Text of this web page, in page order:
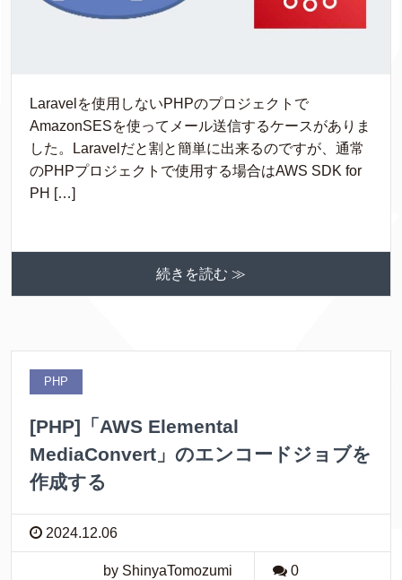
Laravelを使用しないPHPのプロジェクトで
AmazonSESを使ってメール送信するケースがありま
した。Laravelだと割と簡単に出来るのですが、通常
のPHPプロジェクトで使用する場合はAWS SDK for
PH […]
続きを読む ≫
PHP
[PHP]「AWS Elemental
MediaConvert」のエンコードジョブを
作成する
2024.12.06
by ShinyaTomozumi 0